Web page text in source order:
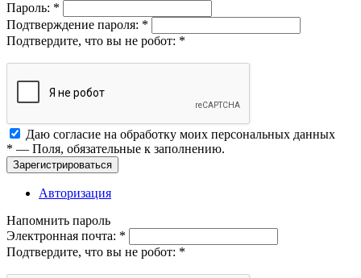
Пароль: *
Подтверждение пароля: *
Подтвердите, что вы не робот: *
Даю согласие на обработку моих персональных данных
* — Поля, обязательные к заполнению.
Зарегистрироваться
Авторизация
Напомнить пароль
Электронная почта: *
Подтвердите, что вы не робот: *